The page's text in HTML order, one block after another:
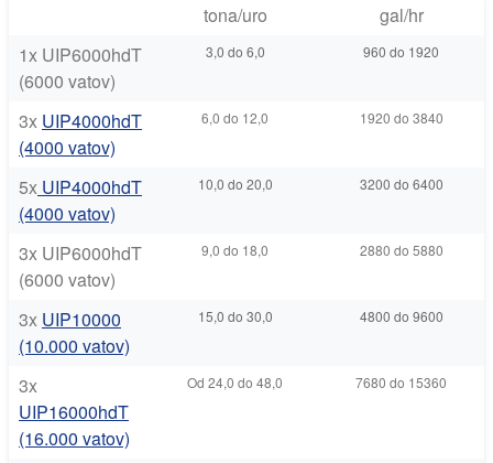
tona/uro
gal/hr
1x UIP6000hdT
(6000 vatov)
3,0 do 6,0 960 do 1920
3x UIP4000hdT
(4000 vatov)
6,0 do 12,0 1920 do 3840
5x UIP4000hdT
(4000 vatov)
10,0 do 20,0 3200 do 6400
3x UIP6000hdT
(6000 vatov)
9,0 do 18,0 2880 do 5880
3x UIP10000
(10.000 vatov)
15,0 do 30,0 4800 do 9600
3x
UIP16000hdT
(16.000 vatov)
Od 24,0 do 48,0 7680 do 15360